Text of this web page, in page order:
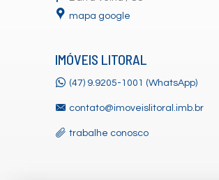
mapa google
IMÓVEIS LITORAL
(47) 9.9205-1001 (WhatsApp)
contato@imoveislitoral.imb.br
trabalhe conosco